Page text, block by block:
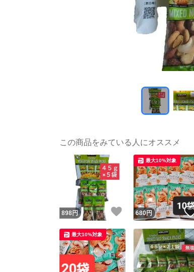
この商品をみている人にオススメ
898円 いいね！
680円
最大10%対象
最大10%対象